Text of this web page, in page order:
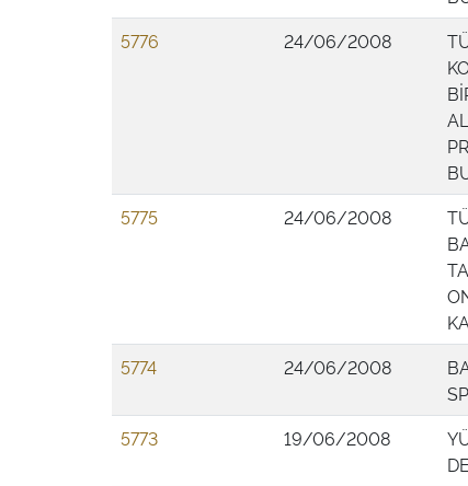
5776
24/06/2008
5775
24/06/2008
5774
24/06/2008
5773
19/06/2008